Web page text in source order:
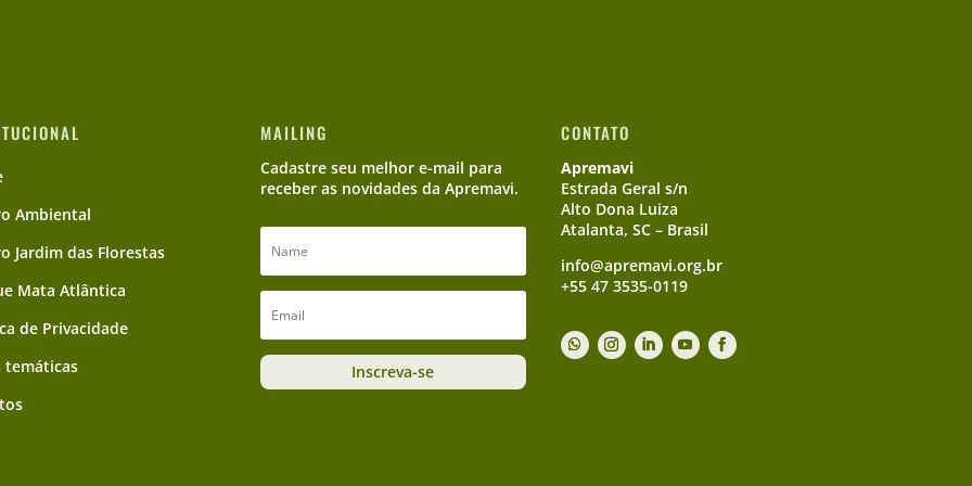
Ambiental
Jardim das Florestas
Mata Atlântica
de Privacidade
temáticas
MAILING
Cadastre seu melhor e-mail para
receber as novidades da Apremavi.
Inscreva-se
CONTATO
Apremavi
Estrada Geral s/n
Alto Dona Luiza
Atalanta, SC – Brasil
info@apremavi.org.br
+55 47 3535-0119